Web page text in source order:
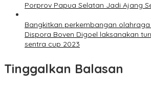
Porprov Papua Selatan Jadi Ajang
Bangkitkan perkembangan olahraga
Dispora Boven Digoel laksanakan
sentra cup 2023
Tinggalkan Balasan